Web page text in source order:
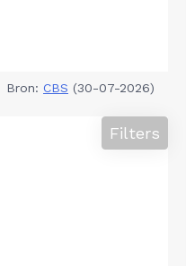
Bron: CBS (30-07-2026)
Filters